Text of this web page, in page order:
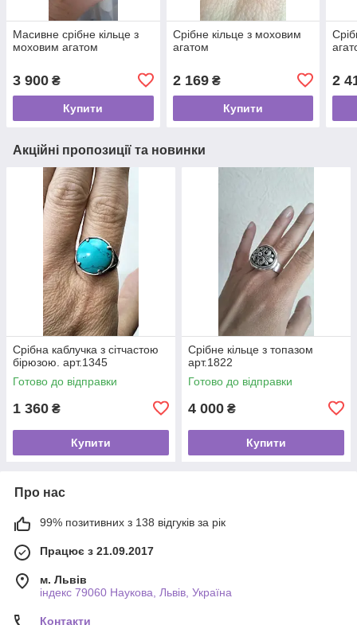
Масивне срібне кільце з
моховим агатом
3 900 ₴
Купити
Срібне кільце з моховим
агатом
2 169₴
Купити
2
Акційні пропозиції та новинки
Срібна каблучка з сітчастою
бірюзою. арт.1345
Готово до відправки
1 360 ₴
Купити
Срібне кільце з топазом
арт.1822
Готово до відправки
4 000 ₴
Купити
Про нас
99% позитивних з 138 відгуків за рік
Працює з 21.09.2017
м. Львів
індекс 79060 Наукова, Львів, Україна
Контакти